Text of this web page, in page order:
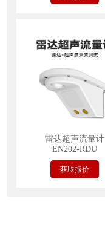
雷达超声流量计
EN202-RDU
获取报价